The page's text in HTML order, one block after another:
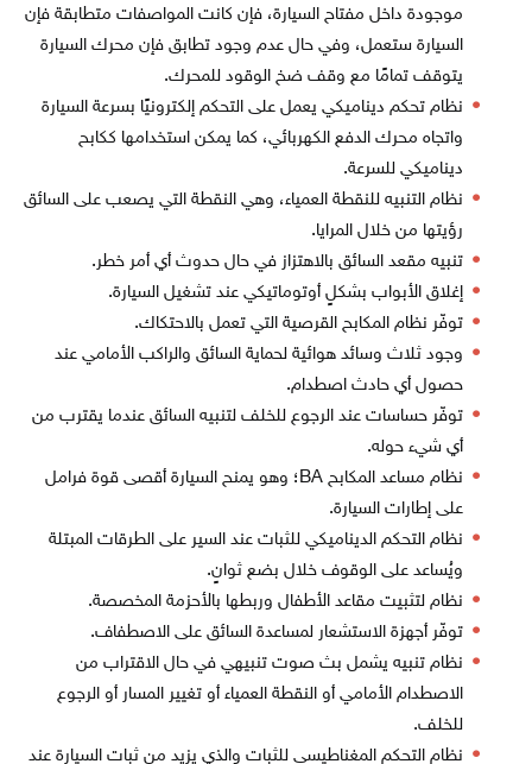
موجودة داخل مفتاح السيارة، فإن كانت المواصفات متطابقة فإن
السيارة ستعمل، وفي حال عدم وجود تطابق فإن محرك السيارة
يتوقف تمامًا مع وقف ضخ الوقود للمحرك.
نظام تحكم ديناميكي يعمل على التحكم إلكترونيًا بسرعة السيارة
واتجاه محرك الدفع الكهربائي، كما يمكن استخدامها ككابح
ديناميكي للسرعة.
نظام التنبيه للنقطة العمياء، وهي النقطة التي يصعب على السائق
رؤيتها من خلال المرايا.
تنبيه مقعد السائق بالاهتزاز في حال حدوث أي أمر خطر.
إغلاق الأبواب بشكلٍ أوتوماتيكي عند تشغيل السيارة.
توفّر نظام المكابح القرصية التي تعمل بالاحتكاك.
وجود ثلاث وسائد هوائية لحماية السائق والراكب الأمامي عند
حصول أي حادث اصطدام.
توفّر حساسات عند الرجوع للخلف لتنبيه السائق عندما يقترب من
أي شيء حوله.
نظام مساعد المكابح BA؛ وهو يمنح السيارة أقصى قوة فرامل
على إطارات السيارة.
نظام التحكم الديناميكي للثبات عند السير على الطرقات المبتلة
ويُساعد على الوقوف خلال بضع ثوانٍ.
نظام لتثبيت مقاعد الأطفال وربطها بالأحزمة المخصصة.
توفّر أجهزة الاستشعار لمساعدة السائق على الاصطفاف.
نظام تنبيه يشمل بث صوت تنبيهي في حال الاقتراب من
الاصطدام الأمامي أو النقطة العمياء أو تغيير المسار أو الرجوع
للخلف.
نظام التحكم المغناطيسي للثبات والذي يزيد من ثبات السيارة عند